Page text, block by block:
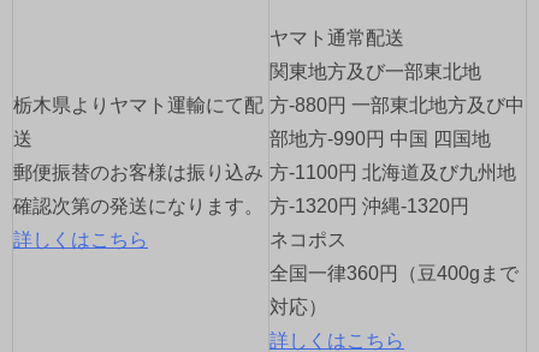
ン
栃木県よりヤマト運輸にて配
送
郵便振替のお客様は振り込み
確認次第の発送になります。
詳しくはこちら
ヤマト通常配送
関東地方及び一部東北地
方-880円 一部東北地方及び中
部地方-990円 中国 四国地
方-1100円 北海道及び九州地
方-1320円 沖縄-1320円
ネコポス
全国一律360円（豆400gまで
対応）
詳しくはこちら